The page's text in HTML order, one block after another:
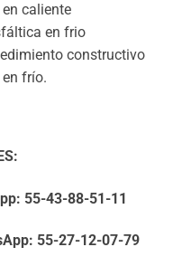
caliente
en frio
constructivo
frío.
55-43-88-51-11
55-27-12-07-79